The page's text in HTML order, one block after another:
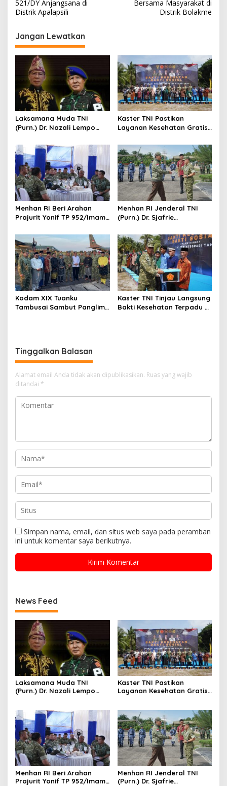
v
i
g
a
p
o
s
521/DY Anjangsana di
Distrik Apalapsili
Bersama Masyarakat di
Distrik Bolakme
Jangan Lewatkan
Laksamana Muda TNI
(Purn.) Dr. Nazali Lempo
sebagai Jaksa Agung:
Tegas, Berintegritas, dan
Tidak Berkompromi
terhadap Penegakan
Hukum
Kaster TNI Pastikan
Layanan Kesehatan Gratis
XIX Tuanku Tambusai Hadir
untuk Masyarakat Lingga
Menhan RI Beri Arahan
Prajurit Yonif TP 952/Imam
Tambusai Percepat
Penguatan Satuan
Menhan RI Jenderal TNI
(Purn.) Dr. Sjafrie
Pekanbaru, Kodam XIX
Tuanku Tambusai Kawal
Kunjungan ke Dua Yonif
Teritorial Pembangunan
Kodam XIX Tuanku
Tambusai Sambut Panglima
Kaster TNI Tinjau Langsung
Bakti Kesehatan Terpadu di
Tinggalkan Balasan
Alamat email Anda tidak akan dipublikasikan. Ruas yang wajib
ditandai *
Simpan nama, email, dan situs web saya pada peramban
ini untuk komentar saya berikutnya.
News Feed
Laksamana Muda TNI
(Purn.) Dr. Nazali Lempo
Tegas, Berintegritas, dan
Tidak Berkompromi
terhadap Penegakan
Hukum
Kaster TNI Pastikan
Layanan Kesehatan Gratis
untuk Masyarakat Lingga
Menhan RI Beri Arahan
Prajurit Yonif TP 952/Imam
Menhan RI Jenderal TNI
(Purn.) Dr. Sjafrie